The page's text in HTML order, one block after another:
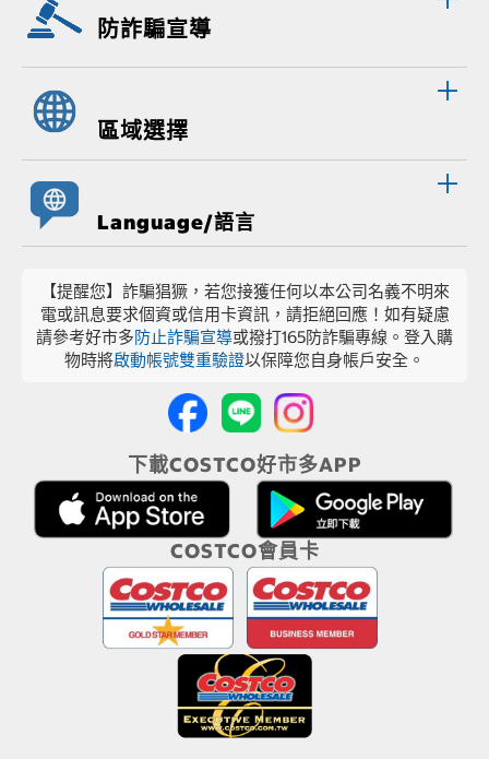
防詐騙宣導
區域選擇
Language/語言
【提醒您】詐騙猖獗，若您接獲任何以本公司名義不明來
電或訊息要求個資或信用卡資訊，請拒絕回應！如有疑慮
請參考好市多防止詐騙宣導或撥打165防詐騙專線。登入購
物時將啟動帳號雙重驗證以保障您自身帳戶安全。
下載COSTCO好市多APP
COSTCO會員卡